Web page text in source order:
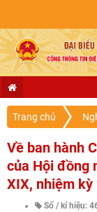
Trang chủ
Về ban hành
của Hội đồng
XIX, nhiệm kỳ
Số / kí hiệu: